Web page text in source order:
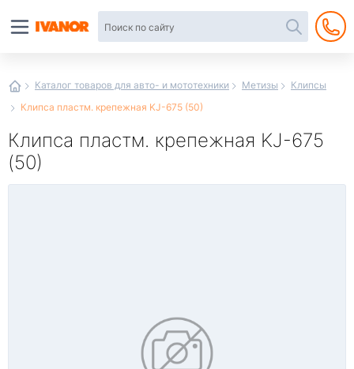
Каталог товаров для авто- и мототехники Метизы
Клипсы
Клипса пластм. крепежная KJ-675 (50)
Клипса пластм. крепежная KJ-675
(50)
интернет-